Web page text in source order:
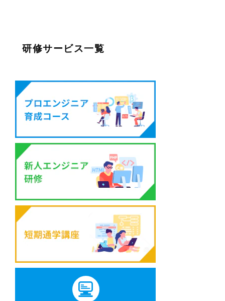
研修サービス一覧